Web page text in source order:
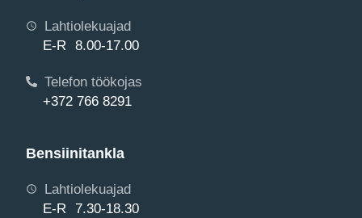
Lahtiolekuajad
E-R 8.00-17.00
Telefon töökojas
+372 766 8291
Bensiinitankla
Lahtiolekuajad
E-R 7.30-18.30